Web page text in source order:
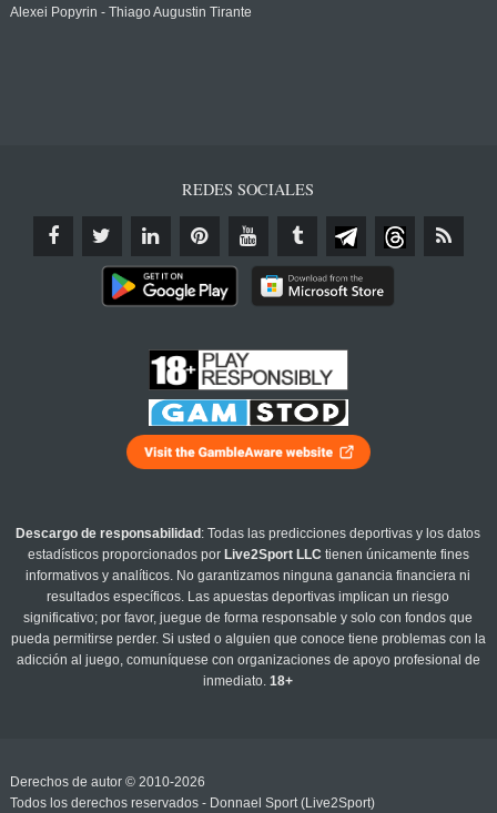
Alexei Popyrin - Thiago Augustin Tirante
REDES SOCIALES
Descargo de responsabilidad : Todas las predicciones deportivas y los datos
estadísticos proporcionados por Live2Sport LLC tienen únicamente fines
informativos y analíticos. No garantizamos ninguna ganancia financiera ni
resultados específicos. Las apuestas deportivas implican un riesgo
significativo; por favor, juegue de forma responsable y solo con fondos que
pueda permitirse perder. Si usted o alguien que conoce tiene problemas con la
adicción al juego, comuníquese con organizaciones de apoyo profesional de
inmediato.18+
Derechos de autor © 2010-2026
Todos los derechos reservados - Donnael Sport (Live2Sport)